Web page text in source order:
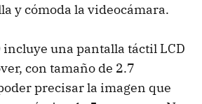
y cómoda la videocámara.
incluye una pantalla táctil LCD
con tamaño de 2.7
precisar la imagen que